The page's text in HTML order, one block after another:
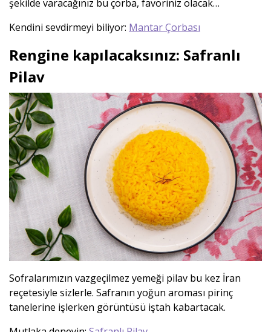
şekilde varacağınız bu çorba, favoriniz olacak…
Kendini sevdirmeyi biliyor: Mantar Çorbası
Rengine kapılacaksınız: Safranlı
Pilav
Sofralarımızın vazgeçilmez yemeği pilav bu kez İran
reçetesiyle sizlerle. Safranın yoğun aroması pirinç
tanelerine işlerken görüntüsü iştah kabartacak.